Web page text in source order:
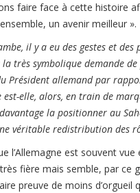
faire face à cette histoire
un avenir meilleur ».
il y a eu des gestes et
très symbolique demande
Président allemand par
est-elle, alors, en train de
la positionner au
véritable redistribution des
l’Allemagne est souvent
fière mais semble, par ce
preuve de moins d’orgueil